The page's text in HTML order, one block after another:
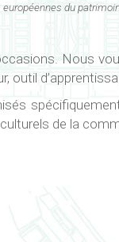
du
Nous
de la